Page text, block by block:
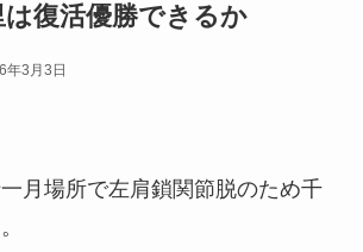
は復活優勝できるか
年3月3日
月場所で左肩鎖関節脱のため千